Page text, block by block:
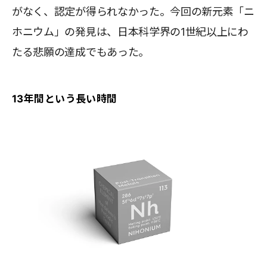
がなく、認定が得られなかった。今回の新元素「ニ
ホニウム」の発見は、日本科学界の1世紀以上にわ
たる悲願の達成でもあった。
13年間という長い時間